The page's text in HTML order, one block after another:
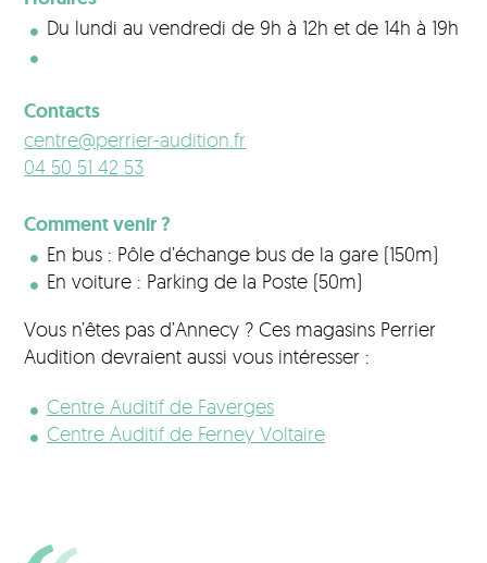
Du lundi au vendredi de 9h à 12h et de 14h à 19h
Contacts
centre@perrier-audition.fr
04 50 51 42 53
Comment venir ?
En bus : Pôle d’échange bus de la gare (150m)
En voiture : Parking de la Poste (50m)
Vous n’êtes pas d’Annecy ? Ces magasins Perrier
Audition devraient aussi vous intéresser :
Centre Auditif de Faverges
Centre Auditif de Ferney Voltaire